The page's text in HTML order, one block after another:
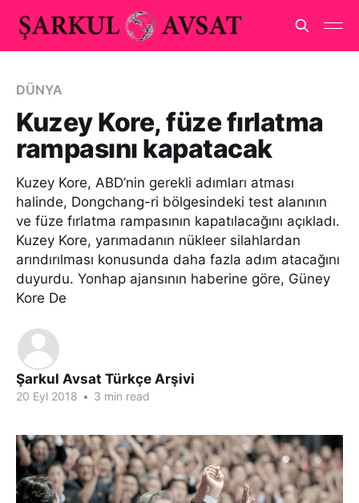
DÜNYA
Kuzey Kore, füze fırlatma
rampasını kapatacak
Kuzey Kore, ABD’nin gerekli adımları atması
halinde, Dongchang-ri bölgesindeki test alanının
ve füze fırlatma rampasının kapatılacağını açıkladı.
Kuzey Kore, yarımadanın nükleer silahlardan
arındırılması konusunda daha fazla adım atacağını
duyurdu. Yonhap ajansının haberine göre, Güney
Kore De
Şarkul Avsat Türkçe Arşivi
20 Eyl 2018 • 3 min read